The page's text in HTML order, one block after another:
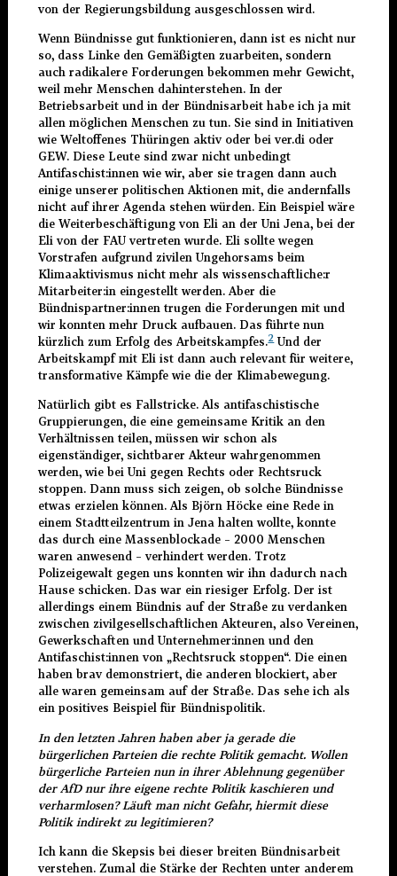
von der Regierungsbildung ausgeschlossen wird.
Wenn Bündnisse gut funktionieren, dann ist es nicht nur
so, dass Linke den Gemäßigten zuarbeiten, sondern
auch radikalere Forderungen bekommen mehr Gewicht,
weil mehr Menschen dahinterstehen. In der
Betriebsarbeit und in der Bündnisarbeit habe ich ja mit
allen möglichen Menschen zu tun. Sie sind in Initiativen
wie Weltoffenes Thüringen aktiv oder bei ver.di oder
GEW. Diese Leute sind zwar nicht unbedingt
Antifaschist:innen wie wir, aber sie tragen dann auch
einige unserer politischen Aktionen mit, die andernfalls
nicht auf ihrer Agenda stehen würden. Ein Beispiel wäre
die Weiterbeschäftigung von Eli an der Uni Jena, bei der
Eli von der FAU vertreten wurde. Eli sollte wegen
Vorstrafen aufgrund zivilen Ungehorsams beim
Klimaaktivismus nicht mehr als wissenschaftliche:r
Mitarbeiter:in eingestellt werden. Aber die
Bündnispartner:innen trugen die Forderungen mit und
wir konnten mehr Druck aufbauen. Das führte nun
kürzlich zum Erfolg des Arbeitskampfes.2Und der
Arbeitskampf mit Eli ist dann auch relevant für weitere,
transformative Kämpfe wie die der Klimabewegung.
Natürlich gibt es Fallstricke. Als antifaschistische
Gruppierungen, die eine gemeinsame Kritik an den
Verhältnissen teilen, müssen wir schon als
eigenständiger, sichtbarer Akteur wahrgenommen
werden, wie bei Uni gegen Rechts oder Rechtsruck
stoppen. Dann muss sich zeigen, ob solche Bündnisse
etwas erzielen können. Als Björn Höcke eine Rede in
einem Stadtteilzentrum in Jena halten wollte, konnte
das durch eine Massenblockade – 2000 Menschen
waren anwesend – verhindert werden. Trotz
Polizeigewalt gegen uns konnten wir ihn dadurch nach
Hause schicken. Das war ein riesiger Erfolg. Der ist
allerdings einem Bündnis auf der Straße zu verdanken
zwischen zivilgesellschaftlichen Akteuren, also Vereinen,
Gewerkschaften und Unternehmer:innen und den
Antifaschist:innen von „Rechtsruck stoppen“. Die einen
haben brav demonstriert, die anderen blockiert, aber
alle waren gemeinsam auf der Straße. Das sehe ich als
ein positives Beispiel für Bündnispolitik.
In den letzten Jahren haben aber ja gerade die
bürgerlichen Parteien die rechte Politik gemacht. Wollen
bürgerliche Parteien nun in ihrer Ablehnung gegenüber
der AfD nur ihre eigene rechte Politik kaschieren und
verharmlosen? Läuft man nicht Gefahr, hiermit diese
Politik indirekt zu legitimieren?
Ich kann die Skepsis bei dieser breiten Bündnisarbeit
verstehen. Zumal die Stärke der Rechten unter anderem